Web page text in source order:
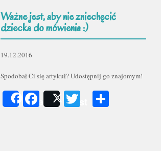
Ważne jest, aby nie zniechęcić
dziecka do mówienia :)
19.12.2016
Spodobał Ci się artykuł? Udostępnij go znajomym!
ShareFacebook
Post Twitter